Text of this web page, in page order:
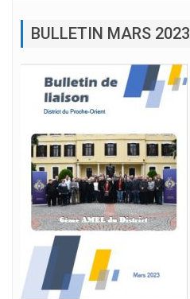
BULLETIN MARS 2023